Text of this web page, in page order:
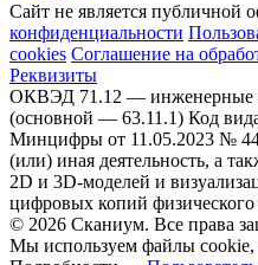
Сайт не является публичной
конфиденциальности
cookies Соглашение на
Реквизиты
ОКВЭД 71.12 — инженерные
(основной — 63.11.1) Код
Минцифры от 11.05.2023 №
(или) иная деятельность, а
2D и 3D-моделей и
цифровых копий физического
© 2026 Сканиум. Все права
Мы используем файлы cookie,